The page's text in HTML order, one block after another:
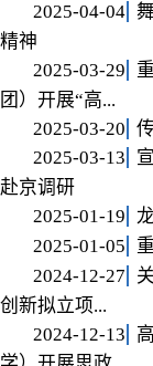
2025-04-04
精神
2025-03-29
团）开展“高...
2025-03-20
2025-03-13
赴京调研
2025-01-19
2025-01-05
2024-12-27
创新拟立项...
2024-12-13